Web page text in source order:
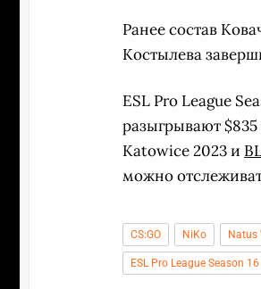
Ранее состав
Костылева
ESL Pro League
разыгрывают
Katowice 2023 и
можно
CS:GO NiKo Natus
ESL Pro League Season 16